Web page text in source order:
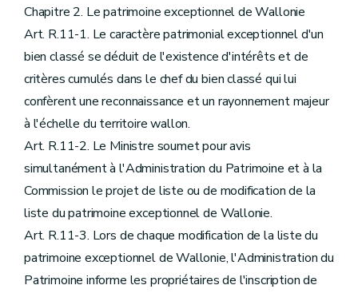
Chapitre 2. Le patrimoine exceptionnel de Wallonie
Art. R.11-1. Le caractère patrimonial exceptionnel d'un
bien classé se déduit de l'existence d'intérêts et de
critères cumulés dans le chef du bien classé qui lui
confèrent une reconnaissance et un rayonnement majeur
à l'échelle du territoire wallon.
Art. R.11-2. Le Ministre soumet pour avis
simultanément à l'Administration du Patrimoine et à la
Commission le projet de liste ou de modification de la
liste du patrimoine exceptionnel de Wallonie.
Art. R.11-3. Lors de chaque modification de la liste du
patrimoine exceptionnel de Wallonie, l'Administration du
Patrimoine informe les propriétaires de l'inscription de